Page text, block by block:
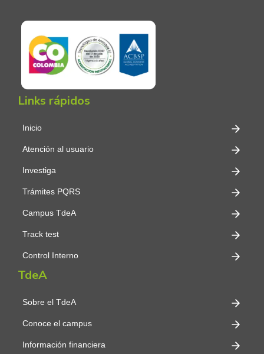
Links rápidos
Inicio
Atención al usuario
Investiga
Trámites PQRS
Campus TdeA
Track test
Control Interno
TdeA
Sobre el TdeA
Conoce el campus
Información financiera